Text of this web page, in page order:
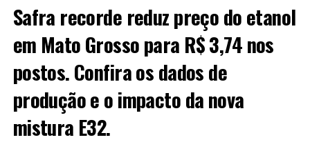
O post
Chuvas dificultam manejo, mas trigo avança bem
no Rio Grande do Sulapareceu primeiro emCanal Rural.
Safra recorde reduz preço do etanol
em Mato Grosso para R$ 3,74 nos
postos. Confira os dados de
produção e o impacto da nova
mistura E32.